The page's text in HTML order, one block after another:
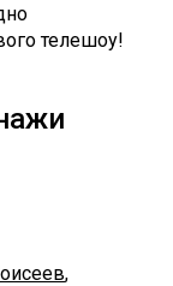
телешоу!
,